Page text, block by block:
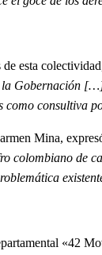
esta
la Gobernación
como consultiva
Mina,
colombiano de
«42